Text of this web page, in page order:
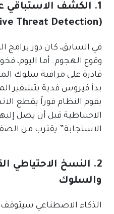
1. الكشف الاستباقي
(Proactive Threat Detection)
في السابق، كان دور برامج
وقوع الهجوم. أما اليوم،
قادرة على مراقبة سلوك
بدأ فيروس فدية بتشفير
يقوم النظام فوراً بقطع
الاحتياطية قبل أن يصل
الاستجابة” يقترب من
2. النسخ الاحتياطي
والسلوك
الذكاء الاصطناعي